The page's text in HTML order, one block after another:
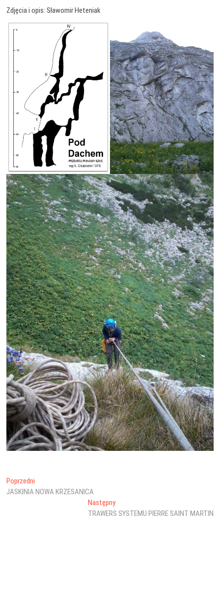
Zdjęcia i opis: Sławomir Heteniak
Nawigacja
wpisu
Poprzedni
wpis:
JASKINIA NOWA KRZESANICA
NastępnyNastępny
wpis:
TRAWERS SYSTEMU PIERRE SAINT MARTIN